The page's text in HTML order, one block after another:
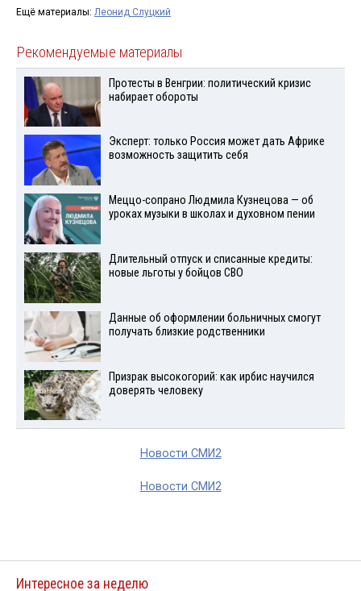
Ещё материалы: Леонид Слуцкий
Рекомендуемые материалы
Протесты в Венгрии: политический кризис
набирает обороты
Эксперт: только Россия может дать Африке
возможность защитить себя
Меццо-сопрано Людмила Кузнецова — об
уроках музыки в школах и духовном пении
Длительный отпуск и списанные кредиты:
новые льготы у бойцов СВО
Данные об оформлении больничных смогут
получать близкие родственники
Призрак высокогорий: как ирбис научился
доверять человеку
Новости СМИ2
Новости СМИ2
Интересное за неделю